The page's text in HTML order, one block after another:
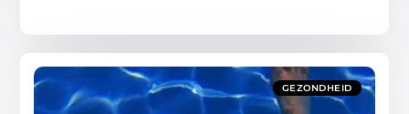
GEZONDHEID